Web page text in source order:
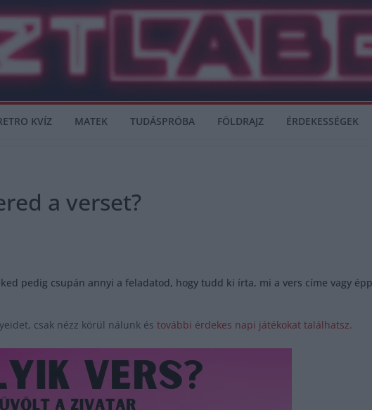
KVÍZ MATEK TUDÁSPRÓBA FÖLDRAJZ ÉRDEKESSÉGEK
a verset?
pedig csupán annyi a feladatod, hogy tudd ki írta, mi a vers címe vagy
csak nézz körül nálunk és további érdekes napi játékokat találhatsz.